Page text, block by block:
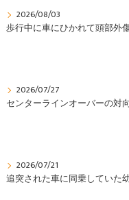
2026/08/03
2026/07/27
2026/07/21